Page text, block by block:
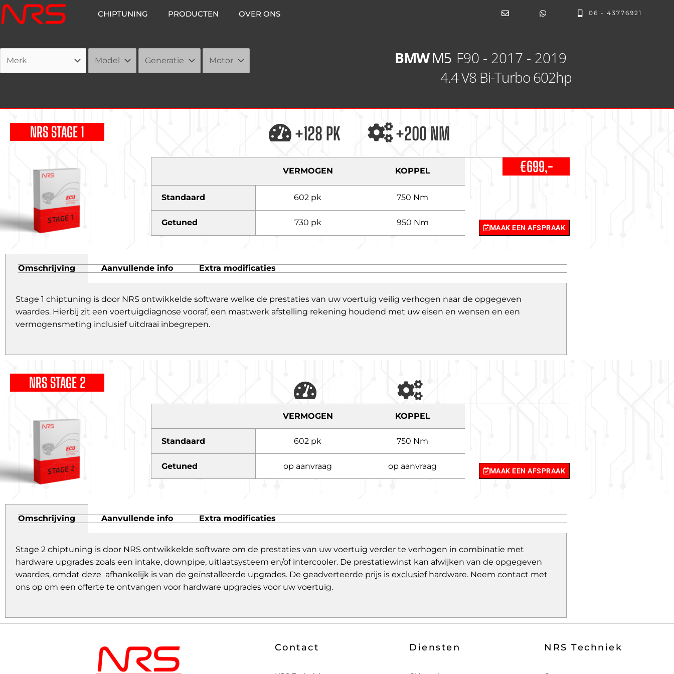
Ga
naar
CHIPTUNING PRODUCTEN OVER ONS 06 - 43776921
BMWM5 F90 - 2017 - 2019
4.4 V8 Bi-Turbo 602hp
NRS STAGE 1 +128 PK +200 NM
VERMOGEN KOPPEL €699,-
Standaard 602 pk 750 Nm
Getuned 730 pk 950 Nm
MAAK EEN AFSPRAAK
Omschrijving Aanvullende info Extra modificaties
Stage 1 chiptuning is door NRS ontwikkelde software welke de prestaties van uw voertuig veilig verhogen naar de opgegeven
waardes. Hierbij zit een voertuigdiagnose vooraf, een maatwerk afstelling rekening houdend met uw eisen en wensen en een
vermogensmeting inclusief uitdraai inbegrepen.
NRS STAGE 2
VERMOGEN KOPPEL
Standaard 602 pk 750 Nm
Getuned op aanvraag op aanvraag
MAAK EEN AFSPRAAK
Omschrijving Aanvullende info Extra modificaties
Stage 2 chiptuning is door NRS ontwikkelde software om de prestaties van uw voertuig verder te verhogen in combinatie met
hardware upgrades zoals een intake, downpipe, uitlaatsysteem en/of intercooler. De prestatiewinst kan afwijken van de opgegeven
waardes, omdat deze afhankelijk is van de geïnstalleerde upgrades. De geadverteerde prijs is exclusiefhardware. Neem contact met
ons op om een offerte te ontvangen voor hardware upgrades voor uw voertuig.
Contact Diensten NRS Techniek